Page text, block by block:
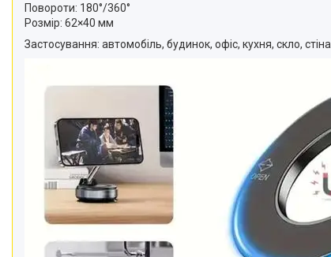
Товари для дому
Відеоогляди наших клієнтів
Сертифікати
Повороти: 180°/360°
Розмір: 62×40 мм
Застосування: автомобіль, будинок, офіс, кухня, скло, стіна